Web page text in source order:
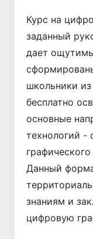
Курс на
заданный
дает
школьники
бесплатно
основные
технологий -
Данный
знаниям и
цифровую